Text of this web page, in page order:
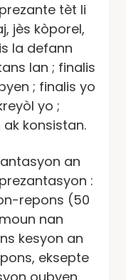
tèt li
jès kòporel,
la defann
lan ; finalis
; finalis yo
yo ;
konsistan.
an
:
repons (50
nan
kesyon an
eksepte